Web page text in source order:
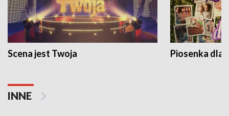
Scena jest Twoja Piosenka dla
INNE